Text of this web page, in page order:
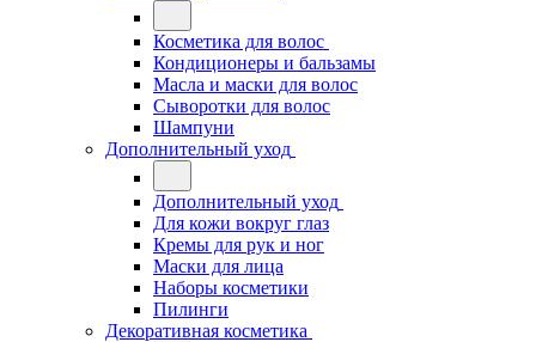
Косметика для волос
Кондиционеры и бальзамы
Масла и маски для волос
Сыворотки для волос
Шампуни
Дополнительный уход
Дополнительный уход
Для кожи вокруг глаз
Кремы для рук и ног
Маски для лица
Наборы косметики
Пилинги
Декоративная косметика